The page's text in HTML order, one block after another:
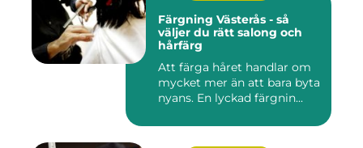
Färgning Västerås - så
väljer du rätt salong och
hårfärg
Att färga håret handlar om
mycket mer än att bara byta
nyans. En lyckad färgnin...